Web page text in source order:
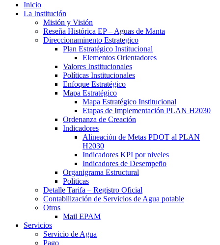
Inicio
La Institución
Misión y Visión
Reseña Histórica EP – Aguas de Manta
Direccionaminento Estrategico
Plan Estratégico Institucional
Elementos Orientadores
Valores Institucionales
Políticas Institucionales
Enfoque Estratégico
Mapa Estratégico
Mapa Estratégico Institucional
Etapas de Implementación PLAN H2030
Ordenanza de Creación
Indicadores
Alineación de Metas PDOT al PLAN
H2030
Indicadores KPI por niveles
Indicadores de Desempeño
Organigrama Estructural
Politicas
Detalle Tarifa – Registro Oficial
Contabilización de Servicios de Agua potable
Otros
Mail EPAM
Servicios
Servicio de Agua
Pago